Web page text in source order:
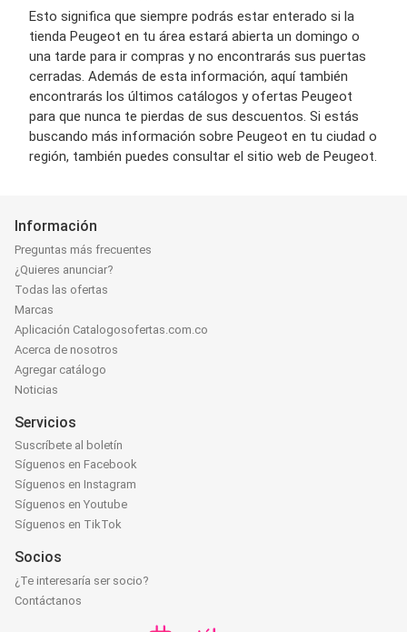
Esto significa que siempre podrás estar enterado si la
tienda Peugeot en tu área estará abierta un domingo o
una tarde para ir compras y no encontrarás sus puertas
cerradas. Además de esta información, aquí también
encontrarás los últimos catálogos y ofertas Peugeot
para que nunca te pierdas de sus descuentos. Si estás
buscando más información sobre Peugeot en tu ciudad o
región, también puedes consultar el sitio web de Peugeot.
Información
Preguntas más frecuentes
¿Quieres anunciar?
Todas las ofertas
Marcas
Aplicación Catalogosofertas.com.co
Acerca de nosotros
Agregar catálogo
Noticias
Servicios
Suscríbete al boletín
Síguenos en Facebook
Síguenos en Instagram
Síguenos en Youtube
Síguenos en TikTok
Socios
¿Te interesaría ser socio?
Contáctanos